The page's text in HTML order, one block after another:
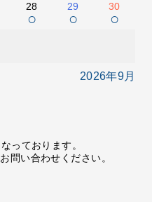
28
○
29
○
30
○
2026年9月
っております。
問い合わせください。